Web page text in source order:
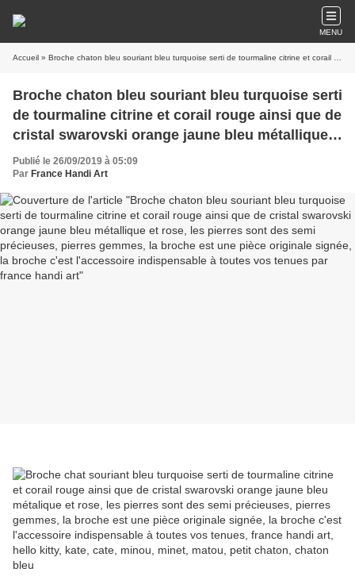
MENU
Accueil » Broche chaton bleu souriant bleu turquoise serti de tourmaline citrine et corail rouge ainsi que de cristal swarovski orange jaune bleu métallique et rose, les pierres sont des semi précieuses, pierres gemmes, la broche est une pièce originale signée, la broche c'est l'accessoire indispensable à toutes vos tenues par france handi art
Broche chaton bleu souriant bleu turquoise serti
de tourmaline citrine et corail rouge ainsi que de
cristal swarovski orange jaune bleu métallique
et rose, les pierres sont des semi précieuses,
pierres gemmes, la broche est une pièce
originale signée, la broche c'est l'accessoire
indispensable à toutes vos tenues par france
handi art
Publié le 26/09/2019 à 05:09
Par France Handi Art